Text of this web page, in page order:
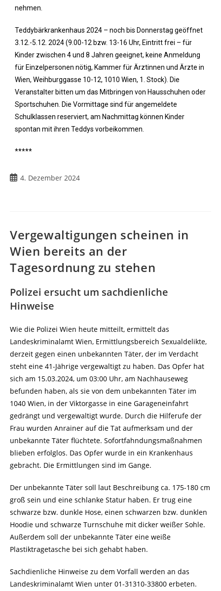
nehmen.
Teddybärkrankenhaus 2024 – noch bis Donnerstag geöffnet
3.12.-5.12. 2024 (9.00-12 bzw. 13-16 Uhr, Eintritt frei – für
Kinder zwischen 4 und 8 Jahren geeignet, keine Anmeldung
für Einzelpersonen nötig, Kammer für Ärztinnen und Ärzte in
Wien, Weihburggasse 10-12, 1010 Wien, 1. Stock). Die
Veranstalter bitten um das Mitbringen von Hausschuhen oder
Sportschuhen. Die Vormittage sind für angemeldete
Schulklassen reserviert, am Nachmittag können Kinder
spontan mit ihren Teddys vorbeikommen.
*****
4. Dezember 2024
Vergewaltigungen scheinen in
Wien bereits an der
Tagesordnung zu stehen
Polizei ersucht um sachdienliche
Hinweise
Wie die Polizei Wien heute mitteilt, ermittelt das
Landeskriminalamt Wien, Ermittlungsbereich Sexualdelikte,
derzeit gegen einen unbekannten Täter, der im Verdacht
steht eine 41-Jährige vergewaltigt zu haben. Das Opfer hat
sich am 15.03.2024, um 03:00 Uhr, am Nachhauseweg
befunden haben, als sie von dem unbekannten Täter im
1040 Wien, in der Viktorgasse in eine Garageneinfahrt
gedrängt und vergewaltigt wurde. Durch die Hilferufe der
Frau wurden Anrainer auf die Tat aufmerksam und der
unbekannte Täter flüchtete. Sofortfahndungsmaßnahmen
blieben erfolglos. Das Opfer wurde in ein Krankenhaus
gebracht. Die Ermittlungen sind im Gange.
Der unbekannte Täter soll laut Beschreibung ca. 175-180 cm
groß sein und eine schlanke Statur haben. Er trug eine
schwarze bzw. dunkle Hose, einen schwarzen bzw. dunklen
Hoodie und schwarze Turnschuhe mit dicker weißer Sohle.
Außerdem soll der unbekannte Täter eine weiße
Plastiktragetasche bei sich gehabt haben.
Sachdienliche Hinweise zu dem Vorfall werden an das
Landeskriminalamt Wien unter 01-31310-33800 erbeten.